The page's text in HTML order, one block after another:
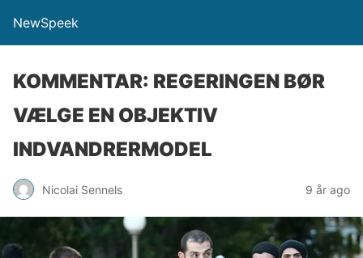
NewSpeek
KOMMENTAR: REGERINGEN BØR
VÆLGE EN OBJEKTIV
INDVANDRERMODEL
Nicolai Sennels 9 år ago